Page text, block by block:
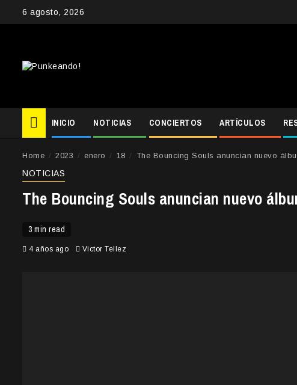
6 agosto, 2026
INICIO NOTICIAS CONCIERTOS ARTÍCULOS
Home 2023 enero 18 The Bouncing Souls anuncian nuevo
NOTICIAS
The Bouncing Souls anuncian nuevo
3 min read
4 años ago Victor Tellez